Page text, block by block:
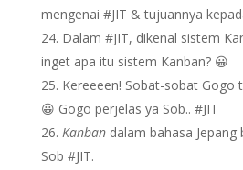
mengenai #JIT & tujuannya
Dalam #JIT, dikenal sistem
inget apa itu sistem Kanban? 😀
Kereeeen! Sobat-sobat Gogo
😀 Gogo perjelas ya Sob.. #JIT
Kanban dalam bahasa
Sob #JIT.